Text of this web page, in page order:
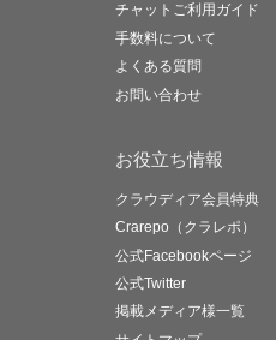
チャットご利用ガイド
手数料について
よくある質問
お問い合わせ
お役立ち情報
クラウディア会員特典
Crarepo（クラレポ）
公式Facebookページ
公式Twitter
掲載メディア様一覧